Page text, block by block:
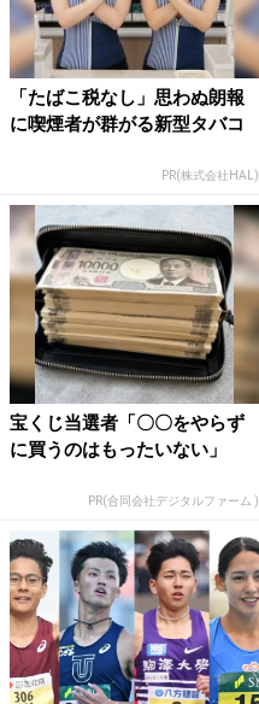
「たばこ税なし」思わぬ朗報
に喫煙者が群がる新型タバコ
PR(株式会社HAL)
宝くじ当選者「〇〇をやらず
に買うのはもったいない」
PR(合同会社デジタルファーム )